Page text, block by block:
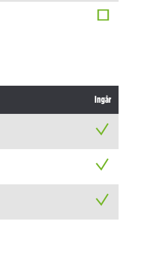
Ingår